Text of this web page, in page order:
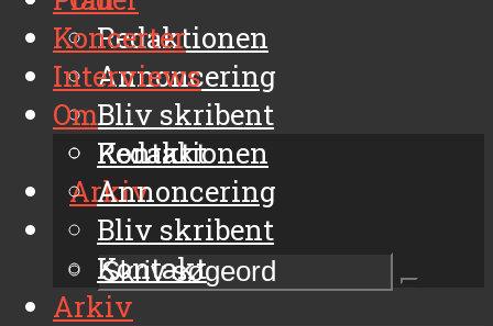
Redaktionen
Annoncering
Bliv skribent
Kontakt
Arkiv
Koncerter
Interviews
Om
Redaktionen
Annoncering
Bliv skribent
Kontakt
Arkiv